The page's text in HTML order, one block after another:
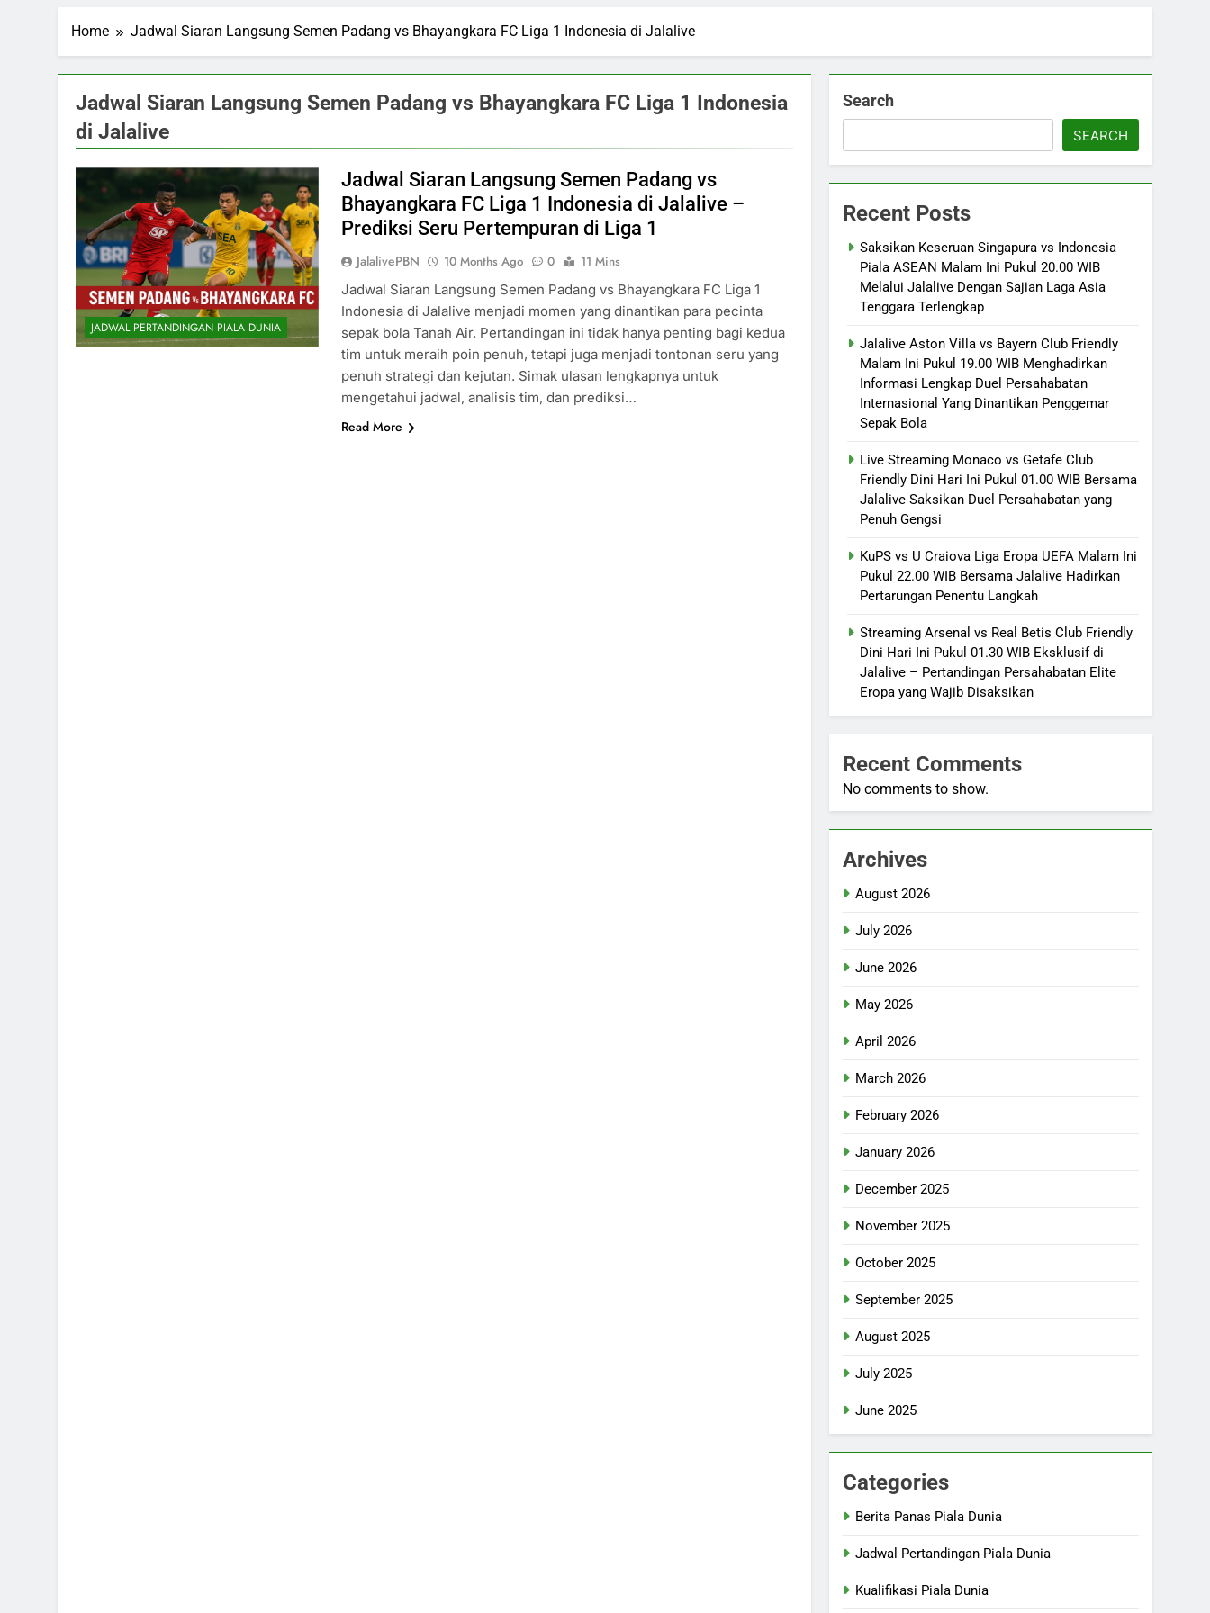
Home Jadwal Siaran Langsung Semen Padang vs Bhayangkara FC Liga 1 Indonesia di Jalalive
Jadwal Siaran Langsung Semen Padang vs Bhayangkara FC Liga 1 Indonesia
di Jalalive
JADWAL PERTANDINGAN PIALA DUNIA
Jadwal Siaran Langsung Semen Padang vs
Bhayangkara FC Liga 1 Indonesia di Jalalive –
Prediksi Seru Pertempuran di Liga 1
JalalivePBN 10 Months Ago 0
11 Mins
Jadwal Siaran Langsung Semen Padang vs Bhayangkara FC Liga 1
Indonesia di Jalalive menjadi momen yang dinantikan para pecinta
sepak bola Tanah Air. Pertandingan ini tidak hanya penting bagi kedua
tim untuk meraih poin penuh, tetapi juga menjadi tontonan seru yang
penuh strategi dan kejutan. Simak ulasan lengkapnya untuk
mengetahui jadwal, analisis tim, dan prediksi…
Read More
Search
SEARCH
Recent Posts
Saksikan Keseruan Singapura vs Indonesia
Piala ASEAN Malam Ini Pukul 20.00 WIB
Melalui Jalalive Dengan Sajian Laga Asia
Tenggara Terlengkap
Jalalive Aston Villa vs Bayern Club Friendly
Malam Ini Pukul 19.00 WIB Menghadirkan
Informasi Lengkap Duel Persahabatan
Internasional Yang Dinantikan Penggemar
Sepak Bola
Live Streaming Monaco vs Getafe Club
Friendly Dini Hari Ini Pukul 01.00 WIB Bersama
Jalalive Saksikan Duel Persahabatan yang
Penuh Gengsi
KuPS vs U Craiova Liga Eropa UEFA Malam Ini
Pukul 22.00 WIB Bersama Jalalive Hadirkan
Pertarungan Penentu Langkah
Streaming Arsenal vs Real Betis Club Friendly
Dini Hari Ini Pukul 01.30 WIB Eksklusif di
Jalalive – Pertandingan Persahabatan Elite
Eropa yang Wajib Disaksikan
Recent Comments
No comments to show.
Archives
August 2026
July 2026
June 2026
May 2026
April 2026
March 2026
February 2026
January 2026
December 2025
November 2025
October 2025
September 2025
August 2025
July 2025
June 2025
Categories
Berita Panas Piala Dunia
Jadwal Pertandingan Piala Dunia
Kualifikasi Piala Dunia